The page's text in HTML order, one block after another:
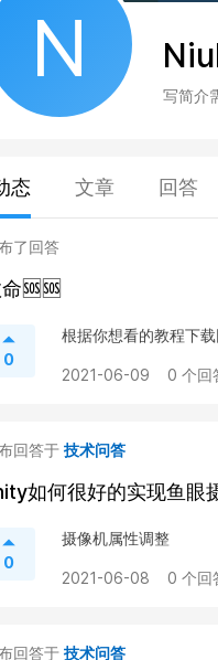
N
写简介
态 文章 回答
了回答
🆘🆘
0
根据你想看的教程下
2021-06-09 0 个回
回答于 技术问答
如何很好的实现鱼眼
0
摄像机属性调整
2021-06-08 0 个回
回答于 技术问答